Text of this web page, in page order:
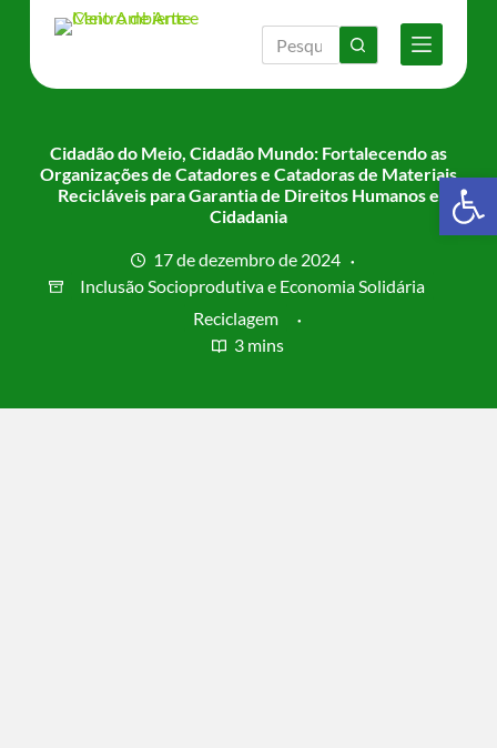
Cidadão do Meio, Cidadão Mundo: Fortalecendo as
Organizações de Catadores e Catadoras de Materiais
Recicláveis para Garantia de Direitos Humanos e
Cidadania
17 de dezembro de 2024
Inclusão Socioprodutiva e Economia Solidária
Reciclagem
3 mins
Barra de Ferramentas Aberta